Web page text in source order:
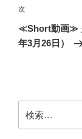
ビ
ゲ
ー
稿
次
の
投
次
≪Short動画≫
年3月26日）
索: